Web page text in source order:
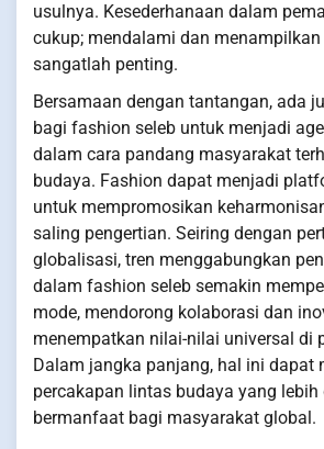
usulnya. Kesederhanaan dalam
cukup; mendalami dan
sangatlah penting.
Bersamaan dengan tantangan, ada
bagi fashion seleb untuk menjadi
dalam cara pandang masyarakat
budaya. Fashion dapat menjadi
untuk mempromosikan
saling pengertian. Seiring dengan
globalisasi, tren menggabungkan
dalam fashion seleb semakin
mode, mendorong kolaborasi dan
menempatkan nilai-nilai universal di
Dalam jangka panjang, hal ini dapat
percakapan lintas budaya yang lebih
bermanfaat bagi masyarakat global.